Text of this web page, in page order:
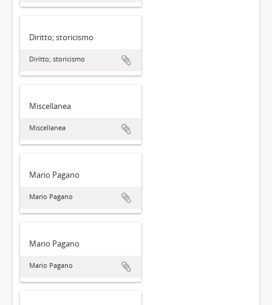
Diritto; storicismo
Diritto; storicismo
Miscellanea
Miscellanea
Mario Pagano
Mario Pagano
Mario Pagano
Mario Pagano